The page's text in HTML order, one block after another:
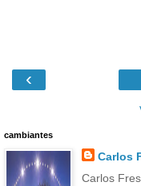
‹
cambiantes
Carlos
Carlos